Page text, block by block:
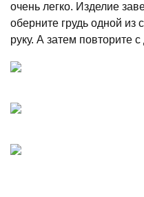
очень легко. Изделие
оберните грудь одной из
руку. А затем повторите